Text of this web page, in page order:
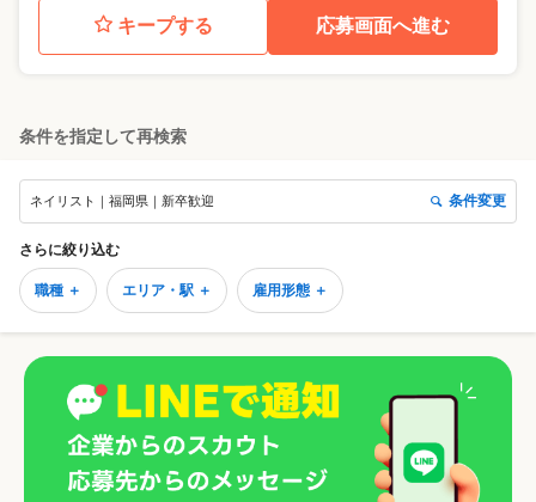
キープする 応募画面へ進む
条件を指定して再検索
ネイリスト｜福岡県｜新卒歓迎 条件変更
さらに絞り込む
職種 ＋ エリア・駅 ＋ 雇用形態 ＋